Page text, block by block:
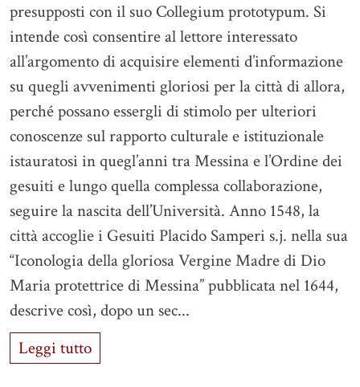
presupposti con il suo Collegium prototypum. Si
intende così consentire al lettore interessato
all’argomento di acquisire elementi d’informazione
su quegli avvenimenti gloriosi per la città di allora,
perché possano essergli di stimolo per ulteriori
conoscenze sul rapporto culturale e istituzionale
istauratosi in quegl’anni tra Messina e l’Ordine dei
gesuiti e lungo quella complessa collaborazione,
seguire la nascita dell’Università. Anno 1548, la
città accoglie i Gesuiti Placido Samperi s.j. nella sua
“Iconologia della gloriosa Vergine Madre di Dio
Maria protettrice di Messina” pubblicata nel 1644,
descrive così, dopo un sec...
Leggi tutto